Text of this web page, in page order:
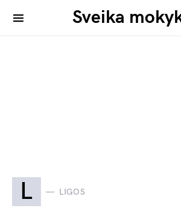
Sveika
L LIGOS